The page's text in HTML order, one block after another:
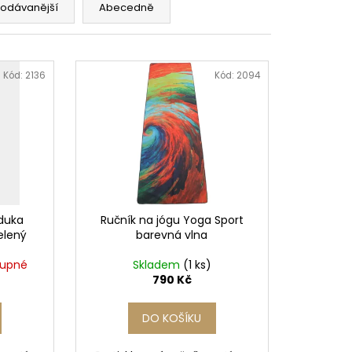
Abecedně
Kód: 2136
Ručník na jógu Yoga Sport
barevná vlna
Skladem (1 ks)
790 Kč
DO KOŠÍKU
Kód: 2094